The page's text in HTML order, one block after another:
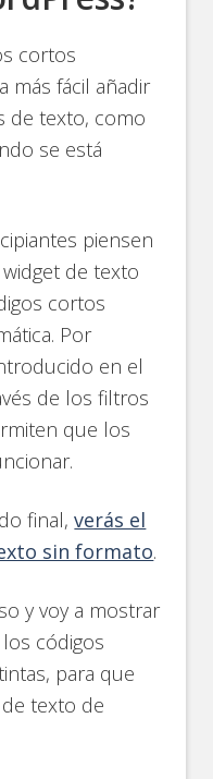
cortos
más fácil añadir
de texto, como
se está
piensen
de texto
cortos
Por
en el
de los filtros
que los
final,verás el
sin formato.
y voy a mostrar
códigos
para que
texto de